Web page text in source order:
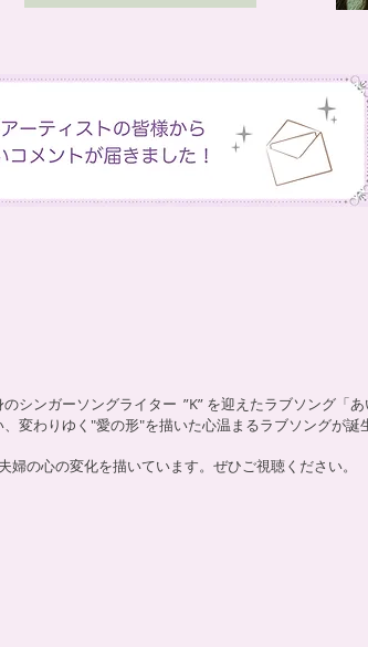
シンガーソングライター ”K” を迎えたラブソング「
変わりゆく"愛の形"を描いた心温まるラブソングが誕
の心の変化を描いています。ぜひご視聴ください。